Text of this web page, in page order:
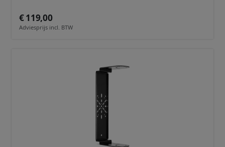
€ 119,00
Adviesprijs incl. BTW